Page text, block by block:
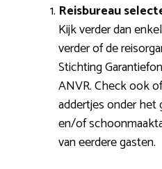
Reisbureau
Kijk verder dan
verder of de
Stichting
ANVR. Check ook
addertjes onder
en/of
van eerdere gasten.